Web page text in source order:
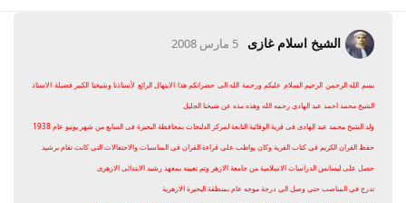
الشيخ اسلام غازى 5 مارس 2008
بسم الله الرحمن الرحيم السلام عليكم ورحمة الله الى حضراتكم هذا الابتهال الرائع لأستاذنا وشيخنا الكبير فضيلة الاستاذ
الشيخ محمد احمد عبد الهادى رحمه الله وهذه نبذه عن شيخنا الجليل
ولد الشيخ محمد عبد الهادى فى قرية الوفائية التابعة لمركز الدلنجات بمحافظة البحيرة فى السابع من شهر يونيو عام 1938
حفظ القران الكريم فى كتاب القرية وكان يواظب على قراءة القران فى المناسبات والاحتفالات التى كانت تقام برشيد
حصل على ليسانس الدراسات الاسلامية من جامعة الازهر وتم تعيينه بمعهد رشيد الابتدائى الازهرى
تدرج فى المناصب حتى وصل الى درجة موجه عام بمنطقة البحيرة الازهرية